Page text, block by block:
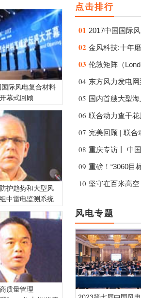
际风电复合材料
幕式回顾
护趋势和大型风
中雷电监测系统
质量管理
点击排行
01 2017中国国际
02 金风科技:十年
03 伦敦矩阵（
04 东方风力发电
05 国内首艘大型
06 联合动力查干
07 完美回顾 | 联合
08 重庆专访丨 中
09 重磅！“3060目
10 坚守在百米高
风电专题